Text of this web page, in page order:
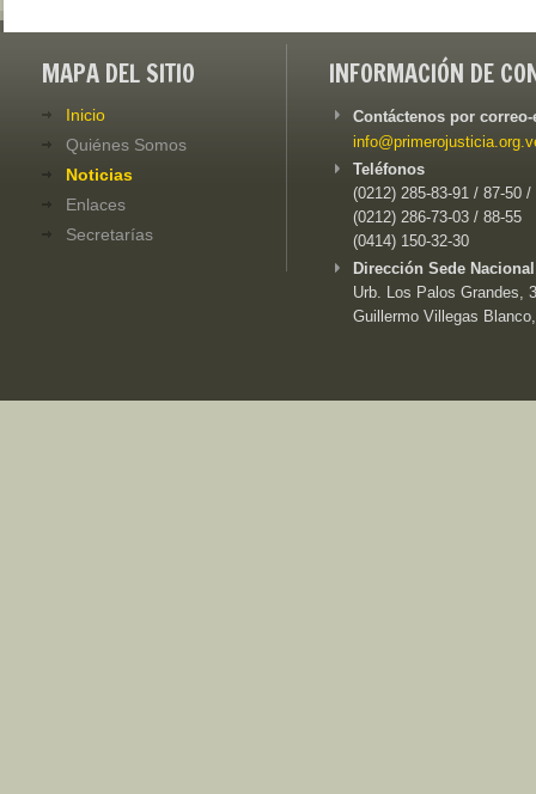
MAPA DEL SITIO
Inicio
Quiénes Somos
Noticias
Enlaces
Secretarías
INFORMACIÓN DE
Contáctenos por
Teléfonos
(0212) 285-83-91 / 87-50 /
(0212) 286-73-03 / 88-55
(0414) 150-32-30
Dirección Sede
Urb. Los Palos Grandes,
Guillermo Villegas